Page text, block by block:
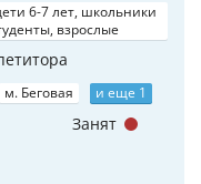
6-7 лет, школьники
взрослые
м. Беговая и еще 1
Занят